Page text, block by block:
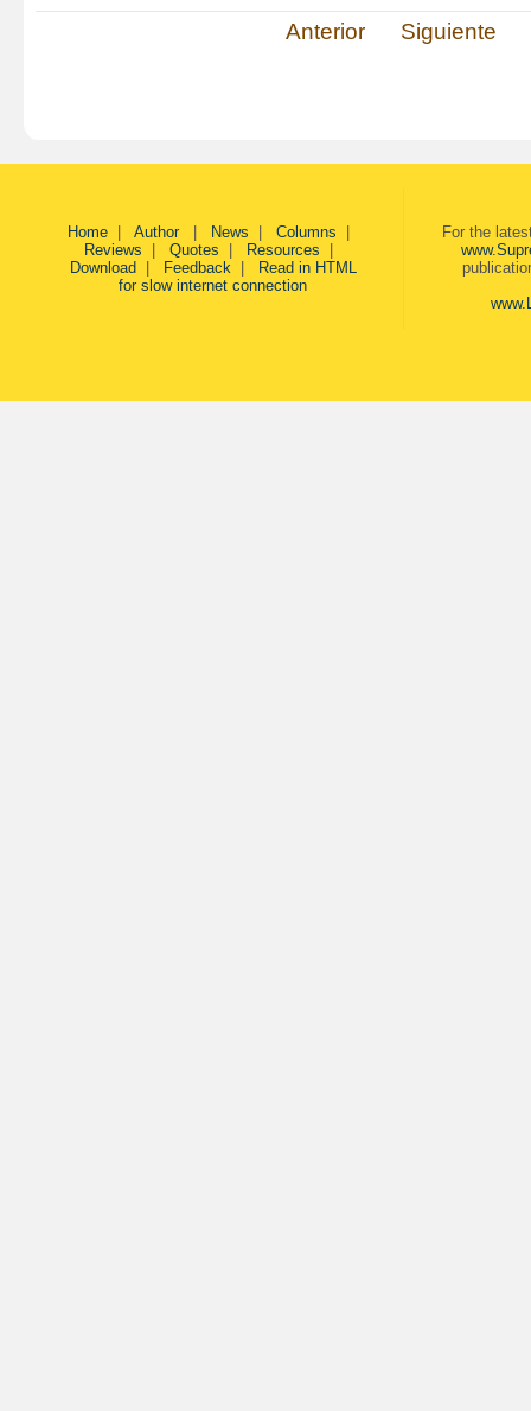
Anterior Siguiente
Home| Author News Columns
Reviews
Quotes Resources
Download
Feedback|
Read in HTML
for slow internet connection
For the